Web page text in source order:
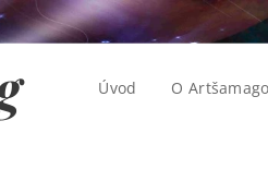
Úvod O